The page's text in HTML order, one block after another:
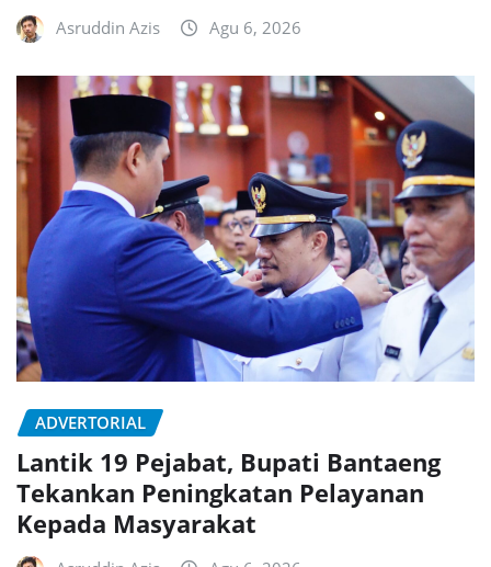
Asruddin Azis Agu 6, 2026
ADVERTORIAL
Lantik 19 Pejabat, Bupati Bantaeng
Tekankan Peningkatan Pelayanan
Kepada Masyarakat